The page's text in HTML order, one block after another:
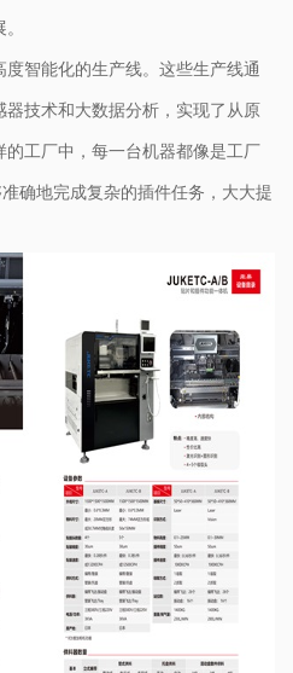
智能化的生产线。这些生产线通
技术和大数据分析，实现了从原
工厂中，每一台机器都像是工厂
确地完成复杂的插件任务，大大提